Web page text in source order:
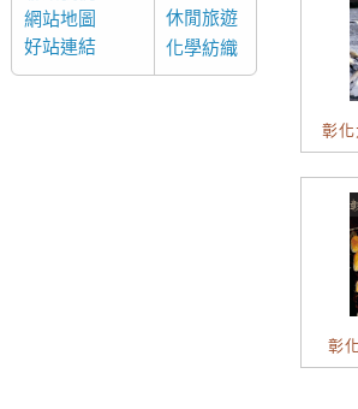
休閒旅遊
化學紡織
網站地圖
好站連結
彰
彰